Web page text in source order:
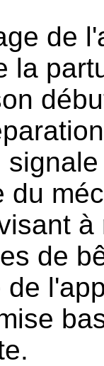
de
la
du
de